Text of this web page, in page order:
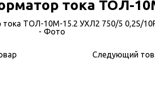
тока ТОЛ-
Следующий